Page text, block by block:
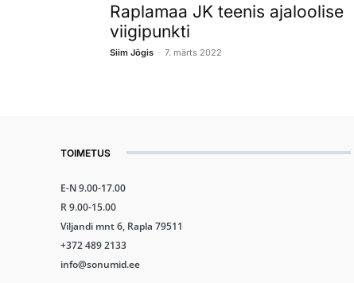
Raplamaa JK teenis ajaloolise
viigipunkti
Siim Jõgis - 7. märts 2022
TOIMETUS
E-N 9.00-17.00
R 9.00-15.00
Viljandi mnt 6, Rapla 79511
+372 489 2133
info@sonumid.ee